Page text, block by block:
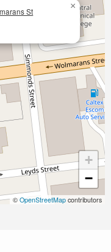
St
×
+
−
© OpenStreetMap contributors